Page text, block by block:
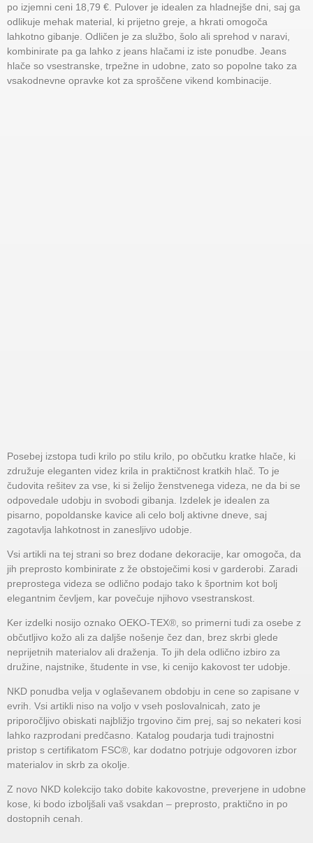
po izjemni ceni 18,79 €. Pulover je idealen za hladnejše dni, saj ga
odlikuje mehak material, ki prijetno greje, a hkrati omogoča
lahkotno gibanje. Odličen je za službo, šolo ali sprehod v naravi,
kombinirate pa ga lahko z jeans hlačami iz iste ponudbe. Jeans
hlače so vsestranske, trpežne in udobne, zato so popolne tako za
vsakodnevne opravke kot za sproščene vikend kombinacije.
Posebej izstopa tudi krilo po stilu krilo, po občutku kratke hlače, ki
združuje eleganten videz krila in praktičnost kratkih hlač. To je
čudovita rešitev za vse, ki si želijo ženstvenega videza, ne da bi se
odpovedale udobju in svobodi gibanja. Izdelek je idealen za
pisarno, popoldanske kavice ali celo bolj aktivne dneve, saj
zagotavlja lahkotnost in zanesljivo udobje.
Vsi artikli na tej strani so brez dodane dekoracije, kar omogoča, da
jih preprosto kombinirate z že obstoječimi kosi v garderobi. Zaradi
preprostega videza se odlično podajo tako k športnim kot bolj
elegantnim čevljem, kar povečuje njihovo vsestranskost.
Ker izdelki nosijo oznako OEKO-TEX®, so primerni tudi za osebe z
občutljivo kožo ali za daljše nošenje čez dan, brez skrbi glede
neprijetnih materialov ali draženja. To jih dela odlično izbiro za
družine, najstnike, študente in vse, ki cenijo kakovost ter udobje.
NKD ponudba velja v oglaševanem obdobju in cene so zapisane v
evrih. Vsi artikli niso na voljo v vseh poslovalnicah, zato je
priporočljivo obiskati najbližjo trgovino čim prej, saj so nekateri kosi
lahko razprodani predčasno. Katalog poudarja tudi trajnostni
pristop s certifikatom FSC®, kar dodatno potrjuje odgovoren izbor
materialov in skrb za okolje.
Z novo NKD kolekcijo tako dobite kakovostne, preverjene in udobne
kose, ki bodo izboljšali vaš vsakdan – preprosto, praktično in po
dostopnih cenah.